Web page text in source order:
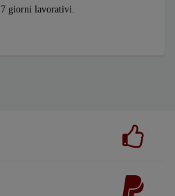
giorni lavorativi.